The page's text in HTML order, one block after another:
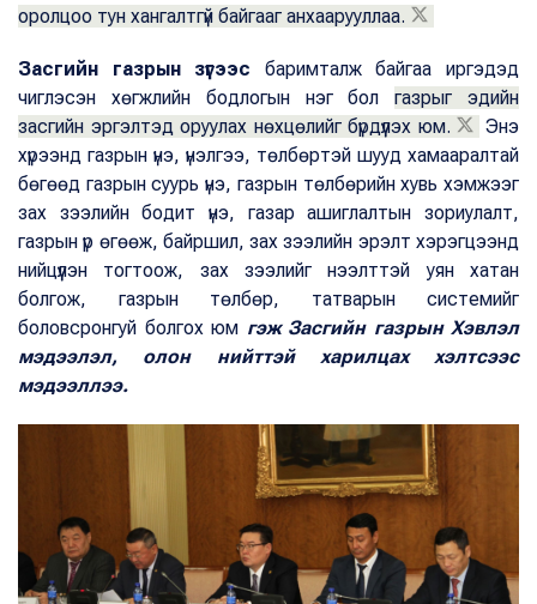
оролцоо тун хангалтгүй байгааг анхаарууллаа.
Засгийн газрын зүгээс баримталж байгаа иргэдэд
чиглэсэн хөгжлийн бодлогын нэг болгазрыг эдийн
засгийн эргэлтэд оруулах нөхцөлийг бүрдүүлэх юм.
Энэ
хүрээнд газрын үнэ, үнэлгээ, төлбөртэй шууд хамааралтай
бөгөөд газрын суурь үнэ, газрын төлбөрийн хувь хэмжээг
зах зээлийн бодит үнэ, газар ашиглалтын зориулалт,
газрын үр өгөөж, байршил, зах зээлийн эрэлт хэрэгцээнд
нийцүүлэн тогтоож, зах зээлийг нээлттэй уян хатан
болгож, газрын төлбөр, татварын системийг
боловсронгуй болгох юм гэж Засгийн газрын Хэвлэл
мэдээлэл, олон нийттэй харилцах хэлтсээс
мэдээллээ.